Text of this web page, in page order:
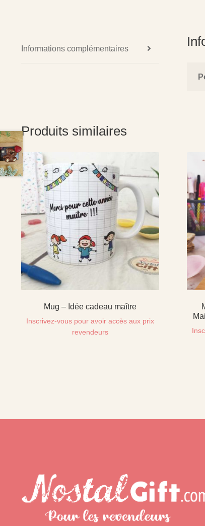
Informations complémentaires
Produits similaires
Mug – Idée cadeau maître
Inscrivez-vous pour avoir accès aux prix
revendeurs